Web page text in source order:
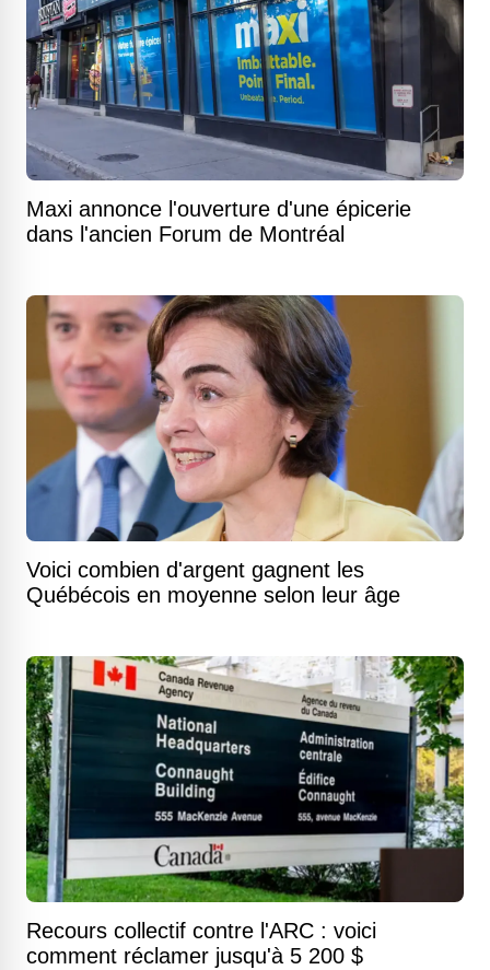
Maxi annonce l'ouverture d'une épicerie
dans l'ancien Forum de Montréal
Voici combien d'argent gagnent les
Québécois en moyenne selon leur âge
Recours collectif contre l'ARC : voici
comment réclamer jusqu'à 5 200 $